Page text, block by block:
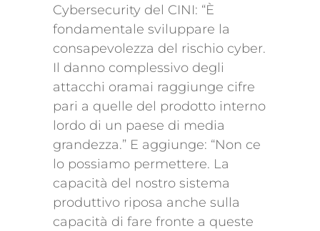
Cybersecurity del CINI: “È
fondamentale sviluppare la
consapevolezza del rischio cyber.
Il danno complessivo degli
attacchi oramai raggiunge cifre
pari a quelle del prodotto interno
lordo di un paese di media
grandezza.” E aggiunge: “Non ce
lo possiamo permettere. La
capacità del nostro sistema
produttivo riposa anche sulla
capacità di fare fronte a queste